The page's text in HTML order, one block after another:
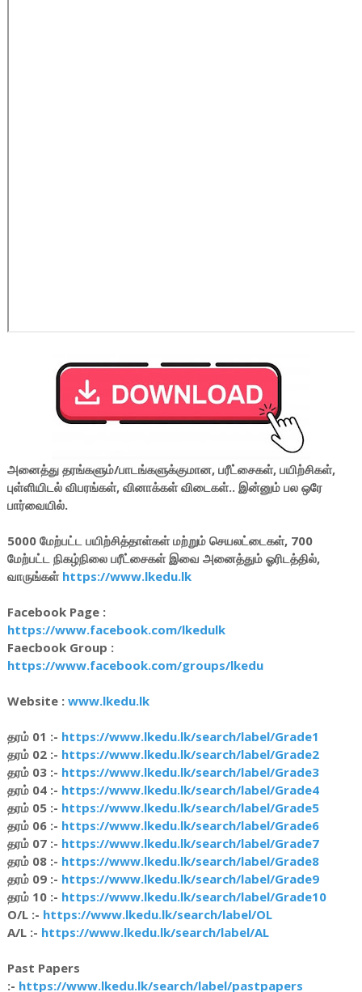
அனைத்து தரங்களும்/பாடங்களுக்குமான, பரீட்சைகள், பயிற்சிகள்,
புள்ளியிடல் விபரங்கள், வினாக்கள் விடைகள்.. இன்னும் பல ஒரே
பார்வையில்.
5000 மேற்பட்ட பயிற்சித்தாள்கள் மற்றும் செயலட்டைகள், 700
மேற்பட்ட நிகழ்நிலை பரீட்சைகள் இவை அனைத்தும் ஓரிடத்தில்,
வாருங்கள் https://www.lkedu.lk
Facebook Page :
https://www.facebook.com/lkedulk
Faecbook Group :
https://www.facebook.com/groups/lkedu
Website : www.lkedu.lk
தரம் 01 :- https://www.lkedu.lk/search/label/Grade1
தரம் 02 :- https://www.lkedu.lk/search/label/Grade2
தரம் 03 :- https://www.lkedu.lk/search/label/Grade3
தரம் 04 :- https://www.lkedu.lk/search/label/Grade4
தரம் 05 :- https://www.lkedu.lk/search/label/Grade5
தரம் 06 :- https://www.lkedu.lk/search/label/Grade6
தரம் 07 :- https://www.lkedu.lk/search/label/Grade7
தரம் 08 :- https://www.lkedu.lk/search/label/Grade8
தரம் 09 :- https://www.lkedu.lk/search/label/Grade9
தரம் 10 :- https://www.lkedu.lk/search/label/Grade10
O/L :- https://www.lkedu.lk/search/label/OL
A/L :- https://www.lkedu.lk/search/label/AL
Past Papers
:- https://www.lkedu.lk/search/label/pastpapers